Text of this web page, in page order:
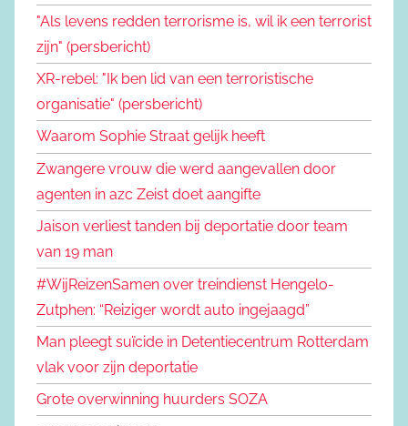
"Als levens redden terrorisme is, wil ik een terrorist
zijn" (persbericht)
XR-rebel: "Ik ben lid van een terroristische
organisatie" (persbericht)
Waarom Sophie Straat gelijk heeft
Zwangere vrouw die werd aangevallen door
agenten in azc Zeist doet aangifte
Jaison verliest tanden bij deportatie door team
van 19 man
#WijReizenSamen over treindienst Hengelo-
Zutphen: “Reiziger wordt auto ingejaagd”
Man pleegt suïcide in Detentiecentrum Rotterdam
vlak voor zijn deportatie
Grote overwinning huurders SOZA